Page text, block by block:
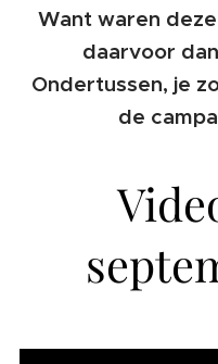
Want waren
daarvoor
Ondertussen, je
de